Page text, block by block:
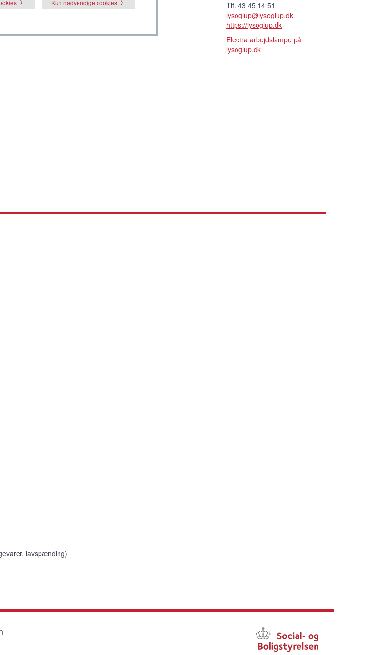
Tlf. 43 45 14 51
lysoglup@lysoglup.dk
https://lysoglup.dk
Electra arbejdslampe på
lysoglup.dk
lavspænding)
Kun nødvendige cookies